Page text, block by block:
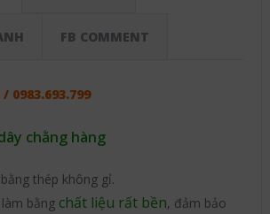
FB COMMENT
0983.693.799
chằng hàng
thép không gỉ.
bằngchất liệu rất bền, đảm bảo